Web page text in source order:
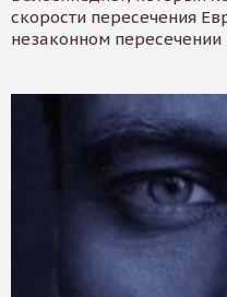
скорости пересечения
незаконном